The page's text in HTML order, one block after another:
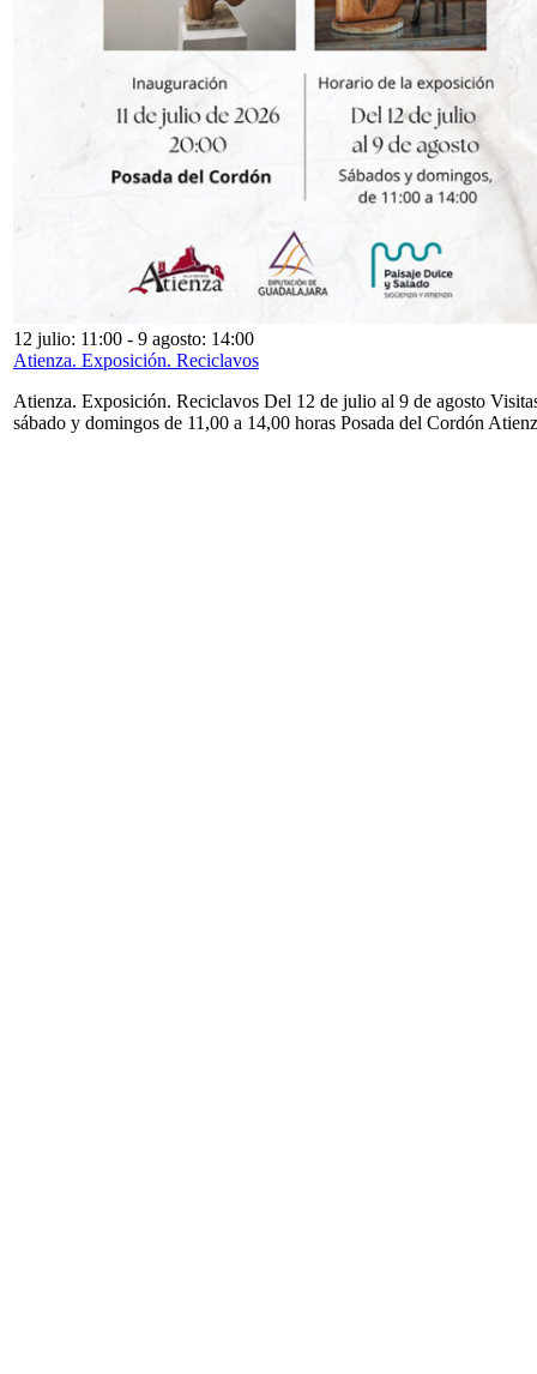
12 julio: 11:00 - 9 agosto: 14:00
Atienza. Exposición. Reciclavos
Atienza. Exposición. Reciclavos Del 12 de julio al 9 de agosto
sábado y domingos de 11,00 a 14,00 horas Posada del Cordón